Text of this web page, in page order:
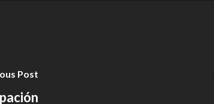
Post